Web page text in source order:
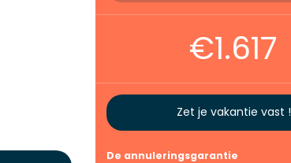
€1.617
Zet je vakantie vast !
De annuleringsgarantie